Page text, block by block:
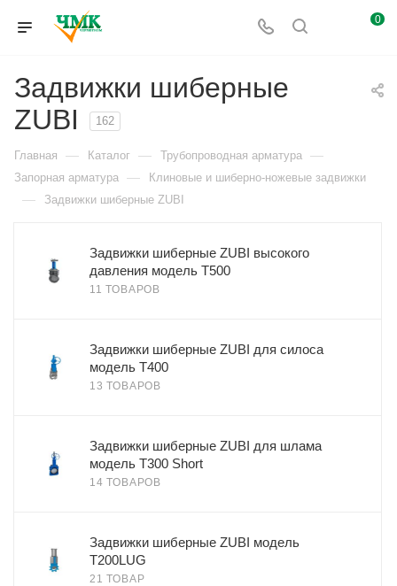
0
Задвижки шиберные
ZUBI
162
Главная — Каталог — Трубопроводная арматура —
Запорная арматура — Клиновые и шиберно-ножевые задвижки
— Задвижки шиберные ZUBI
Задвижки шиберные ZUBI высокого
давления модель Т500
11 ТОВАРОВ
Задвижки шиберные ZUBI для силоса
модель Т400
13 ТОВАРОВ
Задвижки шиберные ZUBI для шлама
модель Т300 Short
14 ТОВАРОВ
Задвижки шиберные ZUBI модель
T200LUG
21 ТОВАР